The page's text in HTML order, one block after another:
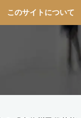
このサイトについて